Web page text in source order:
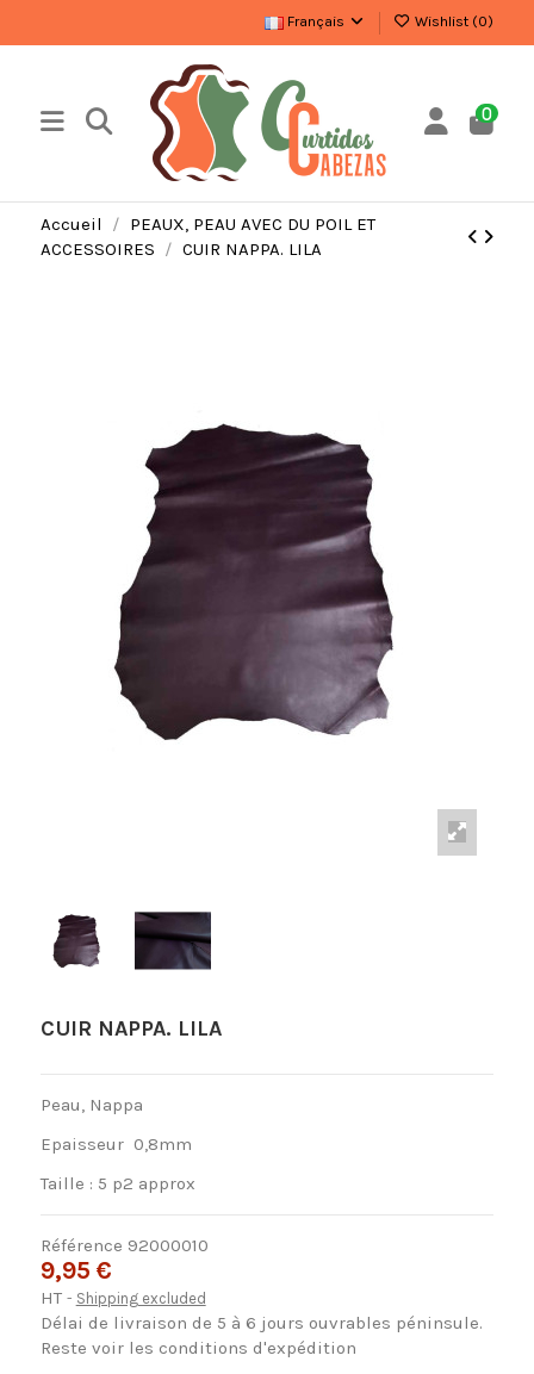
Français Wishlist (0)
0
Accueil
PEAUX, PEAU AVEC DU POIL ET
ACCESSOIRES
CUIR NAPPA. LILA
CUIR NAPPA. LILA
Peau, Nappa
Epaisseur 0,8mm
Taille : 5 p2 approx
Référence 92000010
9,95 €
HT Shipping excluded
Délai de livraison de 5 à 6 jours ouvrables péninsule.
Reste voir les conditions d'expédition